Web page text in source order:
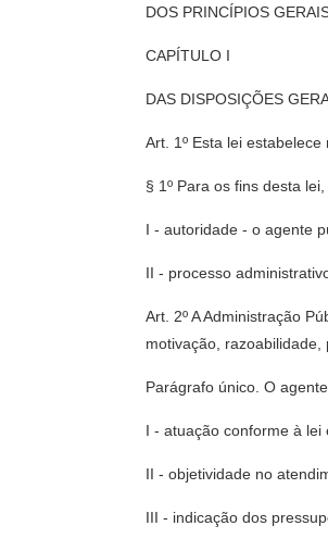
DOS PRINCÍPIOS
CAPÍTULO I
DAS DISPOSIÇÕES
Art. 1º Esta lei
§ 1º Para os fins desta
I - autoridade - o agente
II - processo
Art. 2º A Administração
motivação, razoabilidade,
Parágrafo único. O
I - atuação conforme à lei
II - objetividade no
III - indicação dos